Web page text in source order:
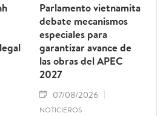
Parlamento vietnamita
debate mecanismos
especiales para
garantizar avance de
las obras del APEC
2027
07/08/2026
NOTICIEROS